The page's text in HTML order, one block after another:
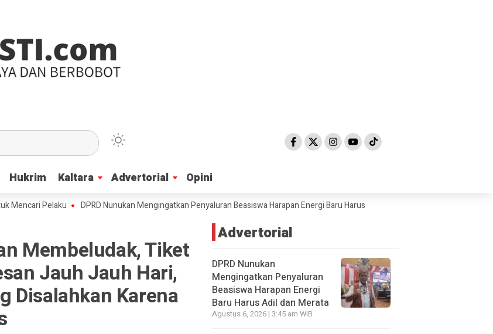
Hukrim Kaltara Advertorial Opini
Hukrim Kaltara Advertorial Opini
Pelaku DPRD Nunukan Mengingatkan Penyaluran Beasiswa Harapan Energi Baru Harus Adil dan Merata
Membeludak, Tiket
Jauh Jauh Hari,
Disalahkan Karena
Advertorial
DPRD Nunukan
Mengingatkan Penyaluran
Beasiswa Harapan Energi
Baru Harus Adil dan Merata
Agustus 6, 2026 | 3:45 am WIB